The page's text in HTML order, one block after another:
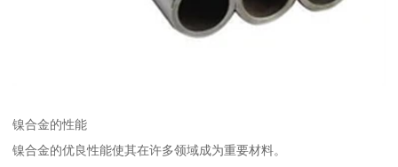
镍合金的性能
镍合金的优良性能使其在许多领域成为重要材料。